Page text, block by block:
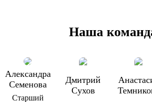
Наша
Александра
Семенова
Старший
Дмитрий
Сухов